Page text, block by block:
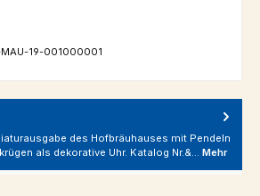
MAU-19-001000001
des Hofbräuhauses mit Pendeln
als dekorative Uhr. Katalog Nr.&… Mehr